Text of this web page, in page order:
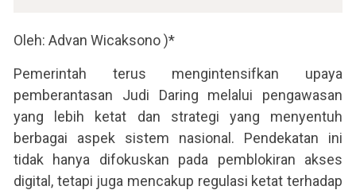
Oleh: Advan Wicaksono )*
Pemerintah terus mengintensifkan upaya
pemberantasan Judi Daring melalui pengawasan
yang lebih ketat dan strategi yang menyentuh
berbagai aspek sistem nasional. Pendekatan ini
tidak hanya difokuskan pada pemblokiran akses
digital, tetapi juga mencakup regulasi ketat terhadap